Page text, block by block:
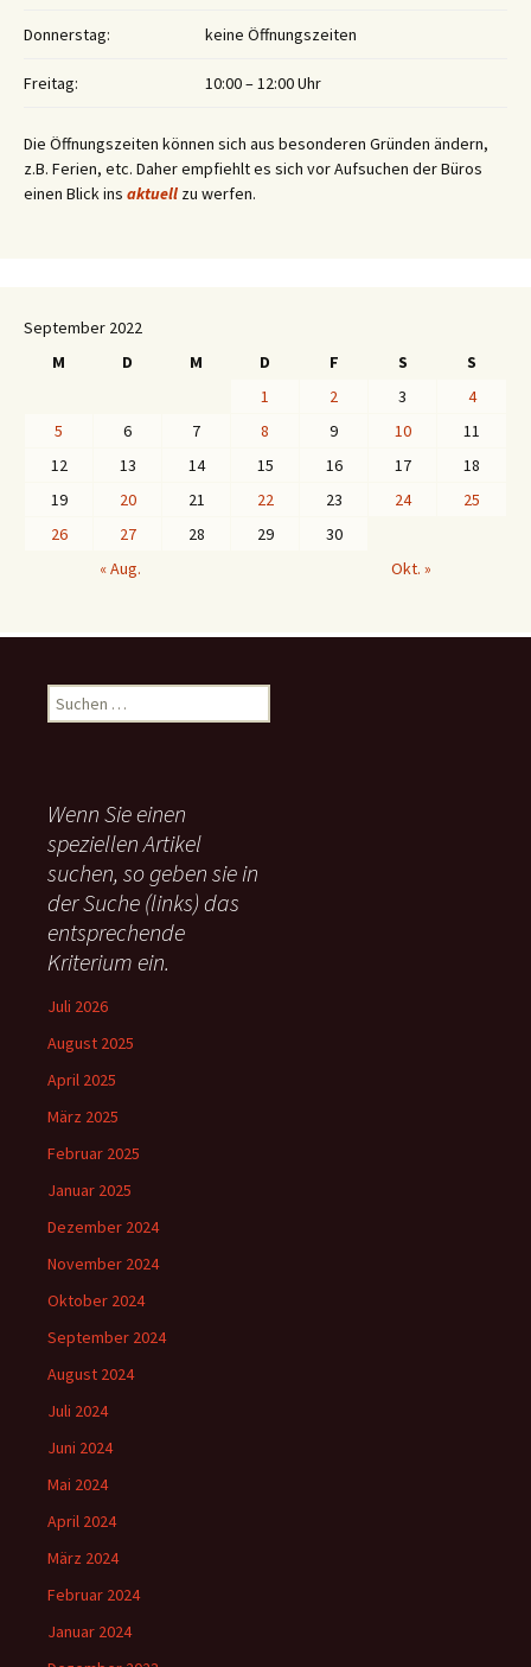
Donnerstag: keine Öffnungszeiten
Freitag: 10:00 – 12:00 Uhr
Die Öffnungszeiten können sich aus besonderen Gründen ändern,
z.B. Ferien, etc. Daher empfiehlt es sich vor Aufsuchen der Büros
einen Blick ins aktuell zu werfen.
September 2022
M
D M D F S
S
1
2 3
4
5
6 7 8 9 10
11
12
13 14 15 16 17
18
19
20 21 22 23 24
25
26
27 28 29
30
« Aug.
Okt. »
u
n
n
a
c
:
Wenn Sie einen
speziellen Artikel
suchen, so geben sie in
der Suche (links) das
entsprechende
Kriterium ein.
Juli 2026
August 2025
April 2025
März 2025
Februar 2025
Januar 2025
Dezember 2024
November 2024
Oktober 2024
September 2024
August 2024
Juli 2024
Juni 2024
Mai 2024
April 2024
März 2024
Februar 2024
Januar 2024